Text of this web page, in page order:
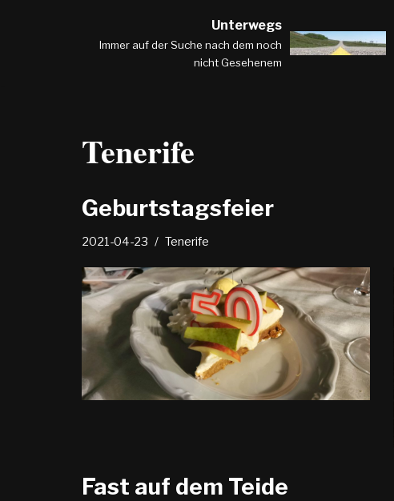
Unterwegs
Immer auf der Suche nach dem noch
nicht Gesehenem
Tenerife
Geburtstagsfeier
2021-04-23 Tenerife
Fast auf dem Teide